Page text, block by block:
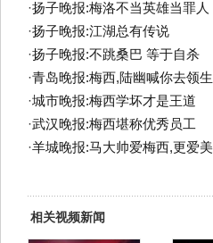
·扬子晚报:梅洛不当英雄当罪人
·扬子晚报:江湖总有传说
·扬子晚报:不跳桑巴 等于自杀
·青岛晚报:梅西,陆幽喊你去领
·城市晚报:梅西学坏才是王道
·武汉晚报:梅西堪称优秀员工
·羊城晚报:马大帅爱梅西,更爱
相关视频新闻